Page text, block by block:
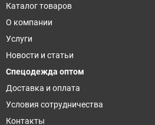
Каталог товаров
О компании
Услуги
Новости и статьи
Спецодежда оптом
Доставка и оплата
Условия сотрудничества
Контакты